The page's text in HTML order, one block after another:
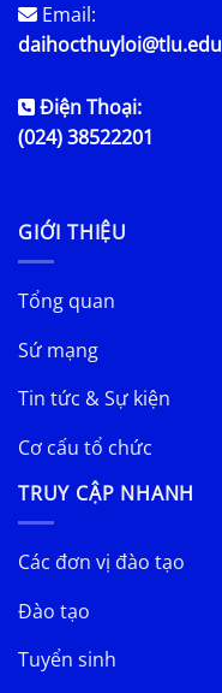
Email:
Điện Thoại:
(024) 38522201
GIỚI THIỆU
Tổng quan
Sứ mạng
Tin tức & Sự kiện
Cơ cấu tổ chức
TRUY CẬP NHANH
Các đơn vị đào tạo
Đào tạo
Tuyển sinh